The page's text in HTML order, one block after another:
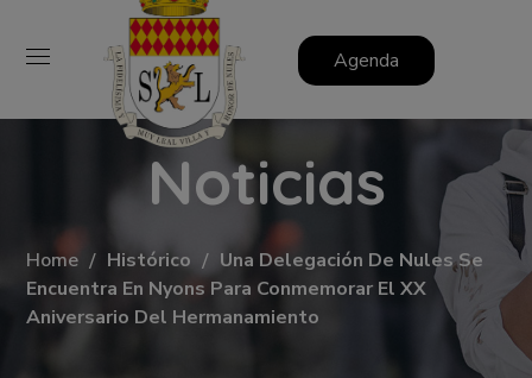
Agenda
Noticias
Home Histórico
Una Delegación De Nules Se
Encuentra En Nyons Para Conmemorar El XX
Aniversario Del Hermanamiento